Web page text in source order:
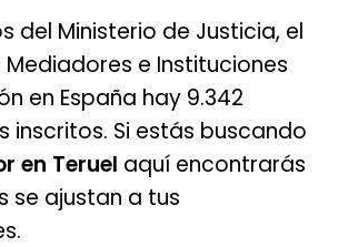
del Ministerio de Justicia, el
Mediadores e Instituciones
en España hay 9.342
inscritos. Si estás buscando
en Teruel aquí encontrarás
se ajustan a tus